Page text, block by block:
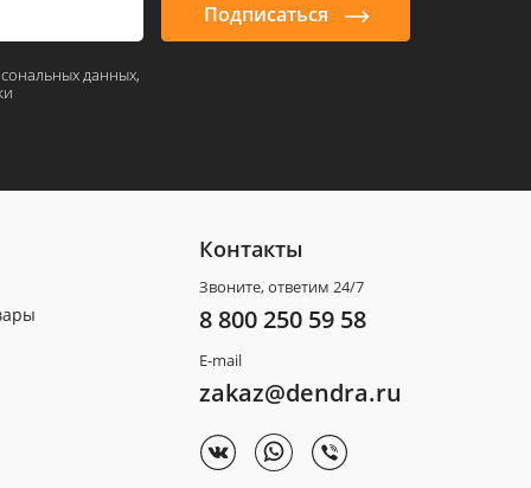
Подписаться
данных,
Контакты
Звоните, ответим 24/7
8 800 250 59 58
E-mail
zakaz@dendra.ru